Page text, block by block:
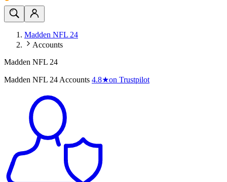
Madden NFL 24
Accounts
Madden NFL 24
Madden NFL 24 Accounts 4.8★on Trustpilot